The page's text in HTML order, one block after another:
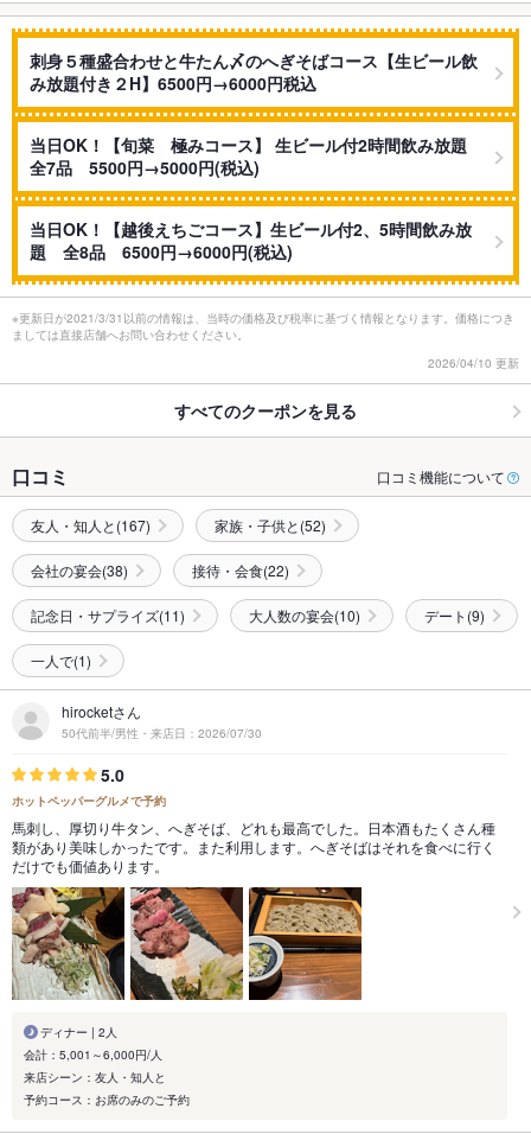
刺身５種盛合わせと牛たん〆のへぎそばコース【生ビール飲
み放題付き２H】6500円→6000円税込
当日OK！【旬菜 極みコース】 生ビール付2時間飲み放題
全7品 5500円→5000円(税込)
当日OK！【越後えちごコース】生ビール付2、5時間飲み放
題 全8品 6500円→6000円(税込)
※更新日が2021/3/31以前の情報は、当時の価格及び税率に基づく情報となります。価格につき
ましては直接店舗へお問い合わせください。
2026/04/10 更新
すべてのクーポンを見る
口コミ 口コミ機能について
友人・知人と(167) 家族・子供と(52)
会社の宴会(38) 接待・会食(22)
記念日・サプライズ(11) 大人数の宴会(10) デート(9)
一人で(1)
hirocketさん
50代前半/男性・来店日：2026/07/30
5.0
ホットペッパーグルメで予約
馬刺し、厚切り牛タン、へぎそば、どれも最高でした。日本酒もたくさん種
類があり美味しかったです。また利用します。へぎそばはそれを食べに行く
だけでも価値あります。
ディナー | 2人
会計：5,001～6,000円/人
来店シーン：友人・知人と
予約コース：お席のみのご予約